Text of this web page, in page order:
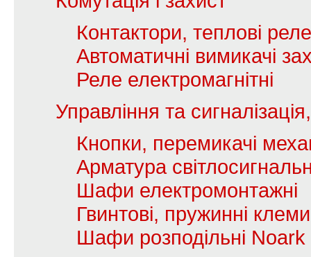
Контактори, теплові реле
Автоматичні вимикачі
Реле електромагнітні
Управління та
Кнопки, перемикачі
Арматура
Шафи електромонтажні
Гвинтові, пружинні
Шафи розподільні Noark